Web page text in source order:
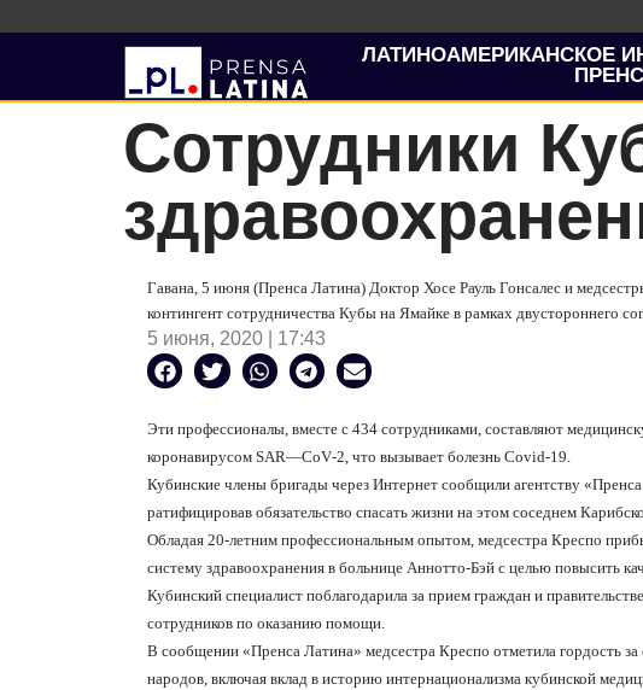
ЛАТИНОАМЕРИКАНСКОЕ
Сотрудники
Гавана, 5 июня (Пренса Латина) Доктор Хосе Рауль Гонсалес и
контингент сотрудничества Кубы на Ямайке в рамках двустороннего
5 июня, 2020 | 17:43
Эти профессионалы, вместе с 434 сотрудниками, составляют
коронавирусом SAR—CoV-2, что вызывает болезнь Covid-19.
Кубинские члены бригады через Интернет сообщили агентству
ратифицировав обязательство спасать жизни на этом соседнем
Обладая 20-летним профессиональным опытом, медсестра Креспо
систему здравоохранения в больнице Аннотто-Бэй с целью повысить
Кубинский специалист поблагодарила за прием граждан и
сотрудников по оказанию помощи.
В сообщении «Пренса Латина» медсестра Креспо отметила гордость
народов, включая вклад в историю интернационализма кубинской